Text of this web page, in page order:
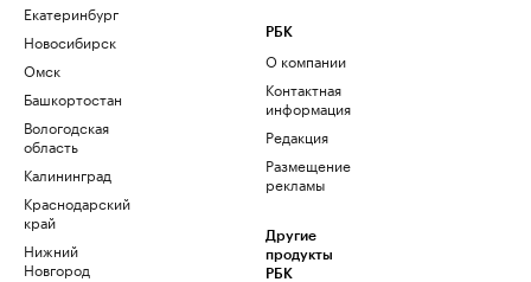
Екатеринбург
Новосибирск
Омск
Башкортостан
Вологодская
область
Калининград
Краснодарский
край
Нижний
Новгород
РБК
О компании
Контактная
информация
Редакция
Размещение
рекламы
Другие
продукты
РБК